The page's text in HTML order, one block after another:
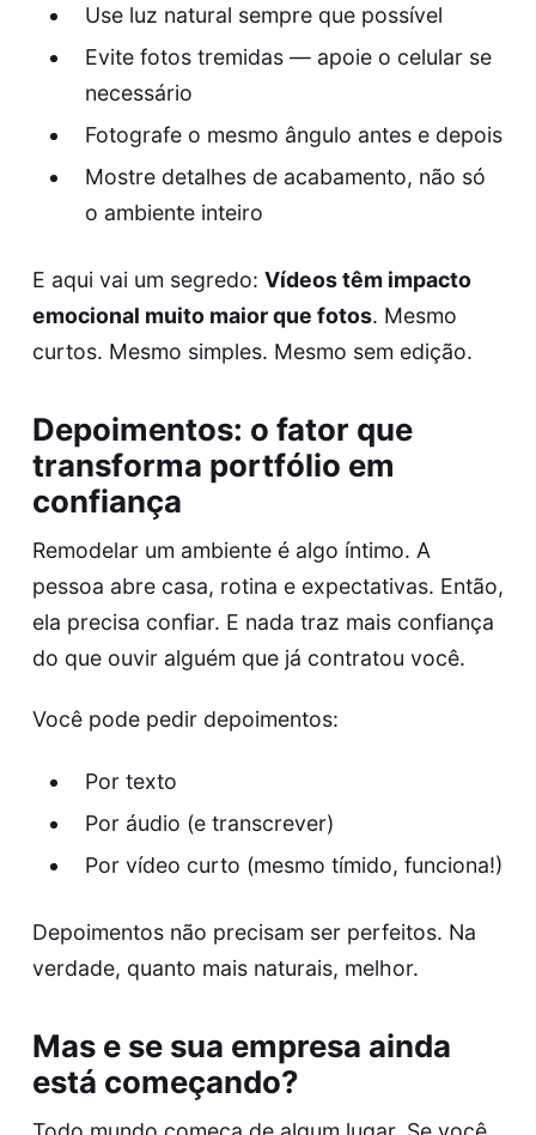
Use luz natural sempre que possível
Evite fotos tremidas — apoie o celular se
necessário
Fotografe o mesmo ângulo antes e depois
Mostre detalhes de acabamento, não só
o ambiente inteiro
E aqui vai um segredo: Vídeos têm impacto
emocional muito maior que fotos. Mesmo
curtos. Mesmo simples. Mesmo sem edição.
Depoimentos: o fator que
transforma portfólio em
confiança
Remodelar um ambiente é algo íntimo. A
pessoa abre casa, rotina e expectativas. Então,
ela precisa confiar. E nada traz mais confiança
do que ouvir alguém que já contratou você.
Você pode pedir depoimentos:
Por texto
Por áudio (e transcrever)
Por vídeo curto (mesmo tímido, funciona!)
Depoimentos não precisam ser perfeitos. Na
verdade, quanto mais naturais, melhor.
Mas e se sua empresa ainda
está começando?